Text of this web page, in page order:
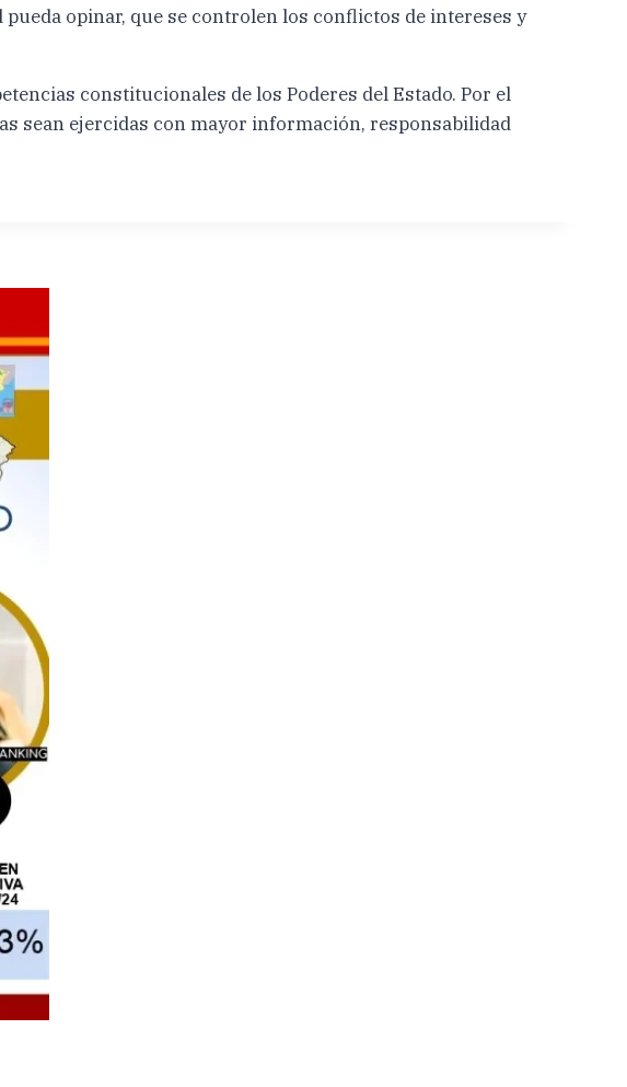
opinar, que se controlen los conflictos de intereses y
constitucionales de los Poderes del Estado. Por el
sean ejercidas con mayor información, responsabilidad